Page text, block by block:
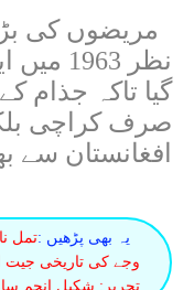
مریضوں کی
نظر
گیا تاکہ جذام
صرف کراچی
افغانستان سے
یہ بھی پڑھیں :تمل
وجے کی تاریخی جیت
تحریر: شکیل انجم